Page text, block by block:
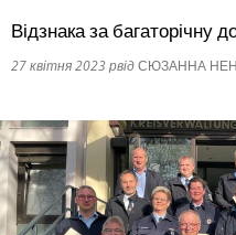
Відзнака за багаторічну
27 квітня 2023 рвідСЮЗАННА